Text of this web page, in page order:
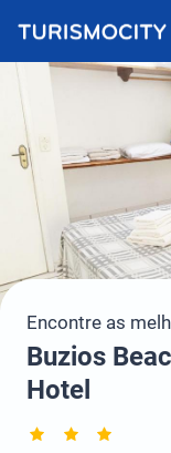
Encontre as
Buzios
Hotel